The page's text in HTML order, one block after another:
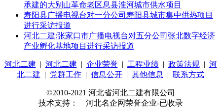
承建的大别山革命老区息县淮河城市供水项目
寿阳县广播电视台对一分公司寿阳县城市集中供热项目
进行采访报道
河北二建:张家口市广播电视台对五分公司张北数字经济
产业孵化基地项目进行采访报道
河北二建 | 河北二建 | 企业荣誉| 工程业绩| 政策法规| 河
北二建 | 党群工作 | 信息公开 | 其他信息 | 联系方式
©2010-2021 河北省河北二建有限公司
技术支持： 河北名企网荣誉企业-已收录